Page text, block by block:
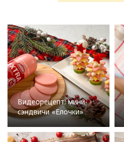
Видеорецепт: мини-
сэндвичи «Елочки»